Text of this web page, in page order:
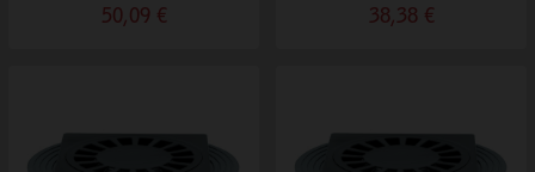
50,09 € 38,38 €